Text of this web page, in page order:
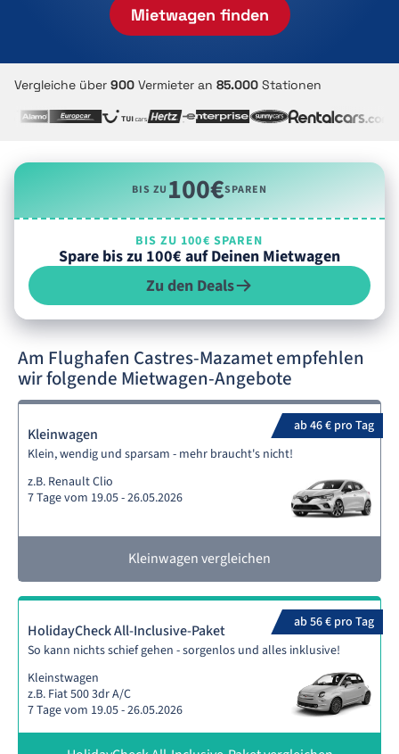
Mietwagen finden
Vergleiche über 900 Vermieter an 85.000 Stationen
BIS ZU100€SPAREN
BIS ZU 100€ SPAREN
Spare bis zu 100€ auf Deinen Mietwagen
Zu den Deals
Am Flughafen Castres-Mazamet empfehlen
wir folgende Mietwagen-Angebote
ab 46 € pro Tag
Kleinwagen
Klein, wendig und sparsam - mehr braucht's nicht!
z.B. Renault Clio
7 Tage vom 19.05 - 26.05.2026
Kleinwagen vergleichen
ab 56 € pro Tag
HolidayCheck All-Inclusive-Paket
So kann nichts schief gehen - sorgenlos und alles inklusive!
Kleinstwagen
z.B. Fiat 500 3dr A/C
7 Tage vom 19.05 - 26.05.2026